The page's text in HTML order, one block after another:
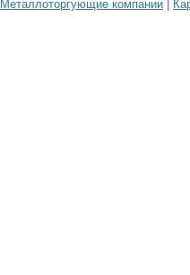
Металлоторгующие компании |